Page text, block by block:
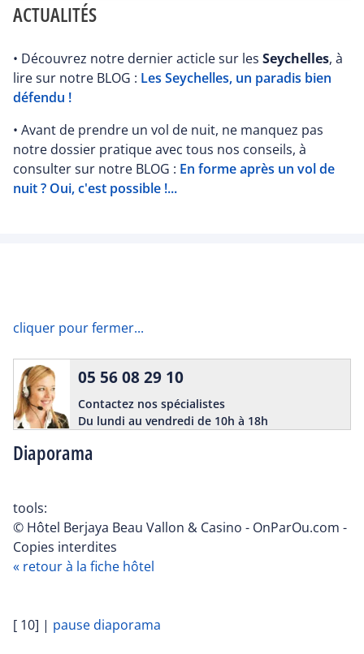
ACTUALITÉS
• Découvrez notre dernier acticle sur les Seychelles, à
lire sur notre BLOG : Les Seychelles, un paradis bien
défendu !
• Avant de prendre un vol de nuit, ne manquez pas
notre dossier pratique avec tous nos conseils, à
consulter sur notre BLOG : En forme après un vol de
nuit ? Oui, c'est possible !...
cliquer pour fermer...
Diaporama
05 56 08 29 10
Contactez nos spécialistes
Du lundi au vendredi de 10h à 18h
tools:
© Hôtel Berjaya Beau Vallon & Casino - OnParOu.com -
Copies interdites
« retour à la fiche hôtel
[ 10] | pause diaporama